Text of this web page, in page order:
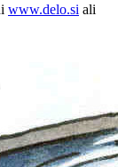
www.delo.si ali